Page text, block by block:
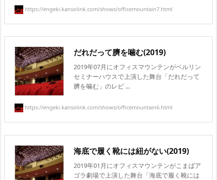
https://engeki.kansolink.com/shows/officemountain7.html
だれだって臍を噛む(2019)
2019年07月にオフィスマウンテンがベルリン
セミナーハウスで上演した舞台「だれだって
臍を噛む」のレビ ...
https://engeki.kansolink.com/shows/officemountain6.html
海底で履く靴には紐がない(2019)
2019年01月にオフィスマウンテンがこまばア
ゴラ劇場で上演した舞台「海底で履く靴には